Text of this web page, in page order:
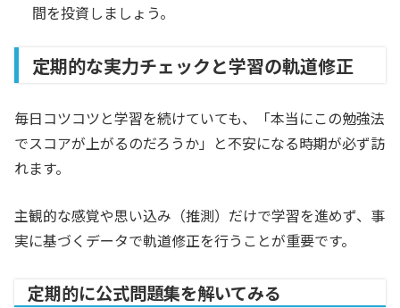
間を投資しましょう。
定期的な実力チェックと学習の軌道修正
毎日コツコツと学習を続けていても、「本当にこの勉強法
でスコアが上がるのだろうか」と不安になる時期が必ず訪
れます。
主観的な感覚や思い込み（推測）だけで学習を進めず、事
実に基づくデータで軌道修正を行うことが重要です。
定期的に公式問題集を解いてみる